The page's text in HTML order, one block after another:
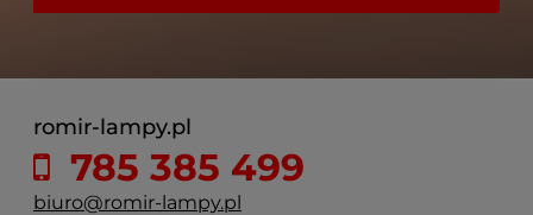
romir-lampy.pl
785 385 499
biuro@romir-lampy.pl